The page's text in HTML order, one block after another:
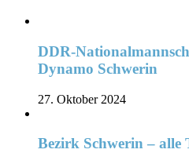
DDR-
Dynamo Schwerin
27. Oktober 2024
Bezirk Schwerin – alle